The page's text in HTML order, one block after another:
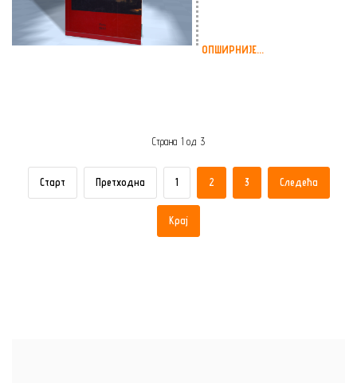
ОПШИРНИЈЕ...
Страна 1 од 3
Старт Претходна 1 2 3 Следећа
Крај